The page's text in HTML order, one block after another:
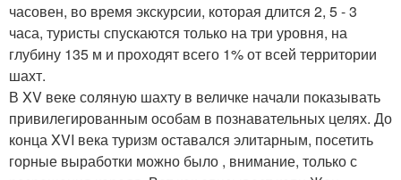
часовен, во время экскурсии, которая длится 2, 5 - 3
часа, туристы спускаются только на три уровня, на
глубину 135 м и проходят всего 1% от всей территории
шахт.
В XV веке соляную шахту в величке начали показывать
привилегированным особам в познавательных целях. До
конца XVI века туризм оставался элитарным, посетить
горные выработки можно было , внимание, только с